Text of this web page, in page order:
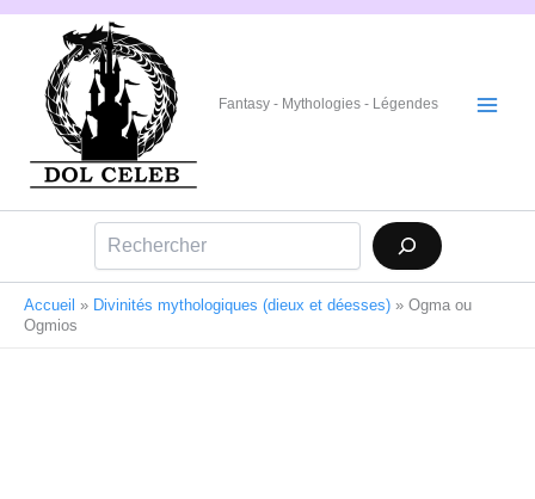
Aller
Fantasy - Mythologies - Légendes
Accueil » Divinités mythologiques (dieux et déesses) » Ogma ou
Ogmios